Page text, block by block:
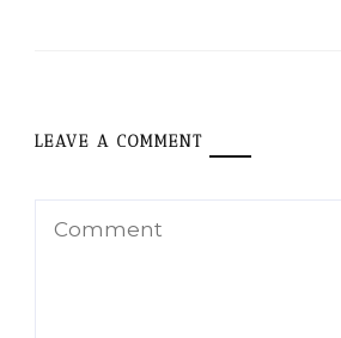
LEAVE A COMMENT